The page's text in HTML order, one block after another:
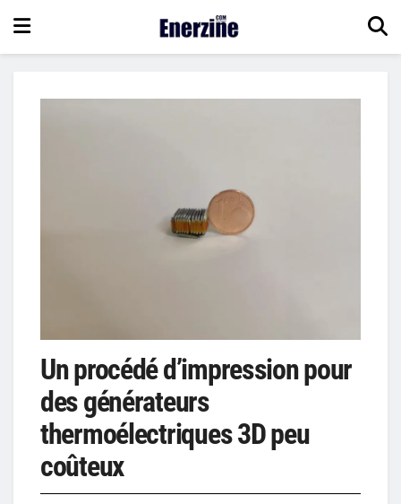
Un procédé d’impression pour
des générateurs
thermoélectriques 3D peu
coûteux